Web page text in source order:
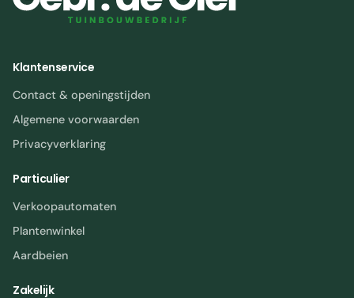
Klantenservice
Contact & openingstijden
Algemene voorwaarden
Privacyverklaring
Particulier
Verkoopautomaten
Plantenwinkel
Aardbeien
Zakelijk